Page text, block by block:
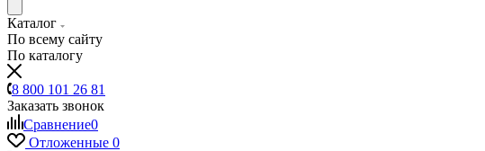
Каталог
По всему сайту
По каталогу
8 800 101 26 81
Заказать звонок
Сравнение0
Отложенные 0